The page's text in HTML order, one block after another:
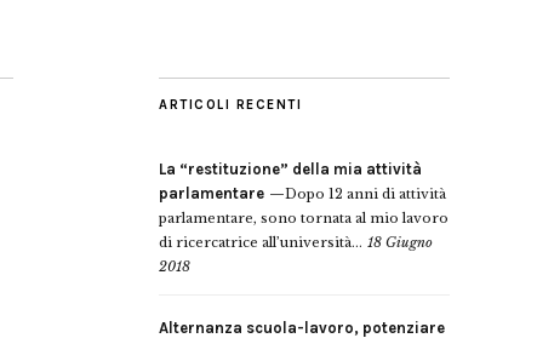
ARTICOLI RECENTI
La “restituzione” della mia attività
parlamentare
Dopo 12 anni di attività
parlamentare, sono tornata al mio lavoro
di ricercatrice all’università... 18 Giugno
2018
Alternanza scuola-lavoro, potenziare